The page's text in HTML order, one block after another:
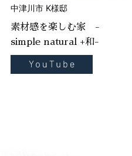
中津川市 K様邸
素材感を楽しむ家 -
simple natural +和-